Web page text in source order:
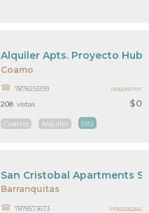
Coamo
$0
Alquiler Apts. Proyecto
7878255199
Coamo Alquiler MAS
208 vistas
PR60557511
Barranquitas
San Cristobal Apartments
7878573673 PR53226266